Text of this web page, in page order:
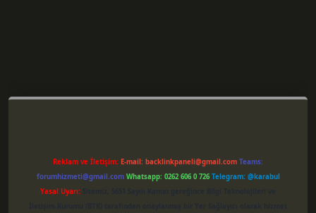
Reklam ve İletişim: E-mail: backlinkpaneli@gmail.com Teams:
forumhizmeti@gmail.com Whatsapp: 0262 606 0 726 Telegram: @karabul
Yasal Uyarı: